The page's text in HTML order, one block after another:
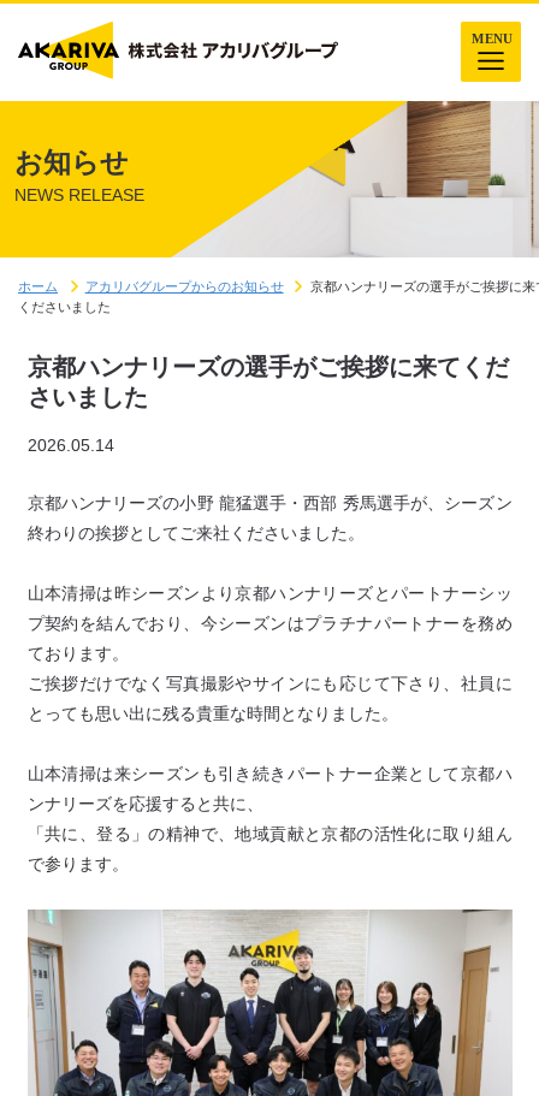
お知らせ
NEWS RELEASE
ホーム アカリバグループからのお知らせ
京都ハンナリーズの選手がご挨拶に来
くださいました
京都ハンナリーズの選手がご挨拶に来てくだ
さいました
2026.05.14
京都ハンナリーズの小野 龍猛選手・西部 秀馬選手が、シーズン
終わりの挨拶としてご来社くださいました。
山本清掃は昨シーズンより京都ハンナリーズとパートナーシッ
プ契約を結んでおり、今シーズンはプラチナパートナーを務め
ております。
ご挨拶だけでなく写真撮影やサインにも応じて下さり、社員に
とっても思い出に残る貴重な時間となりました。
山本清掃は来シーズンも引き続きパートナー企業として京都ハ
ンナリーズを応援すると共に、
「共に、登る」の精神で、地域貢献と京都の活性化に取り組ん
で参ります。